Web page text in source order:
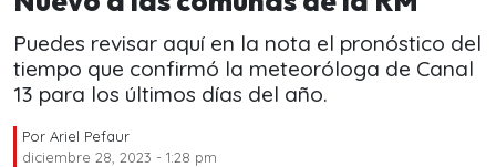
Puedes revisar aquí en la nota el pronóstico del
tiempo que confirmó la meteoróloga de Canal
13 para los últimos días del año.
Por Ariel Pefaur
diciembre 28, 2023 - 1:28 pm